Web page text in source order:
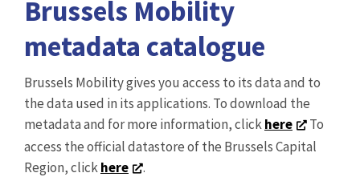
Brussels Mobility
metadata catalogue
Brussels Mobility gives you access to its data and to
the data used in its applications. To download the
metadata and for more information, clickhere
To
access the official datastore of the Brussels Capital
Region, clickhere .